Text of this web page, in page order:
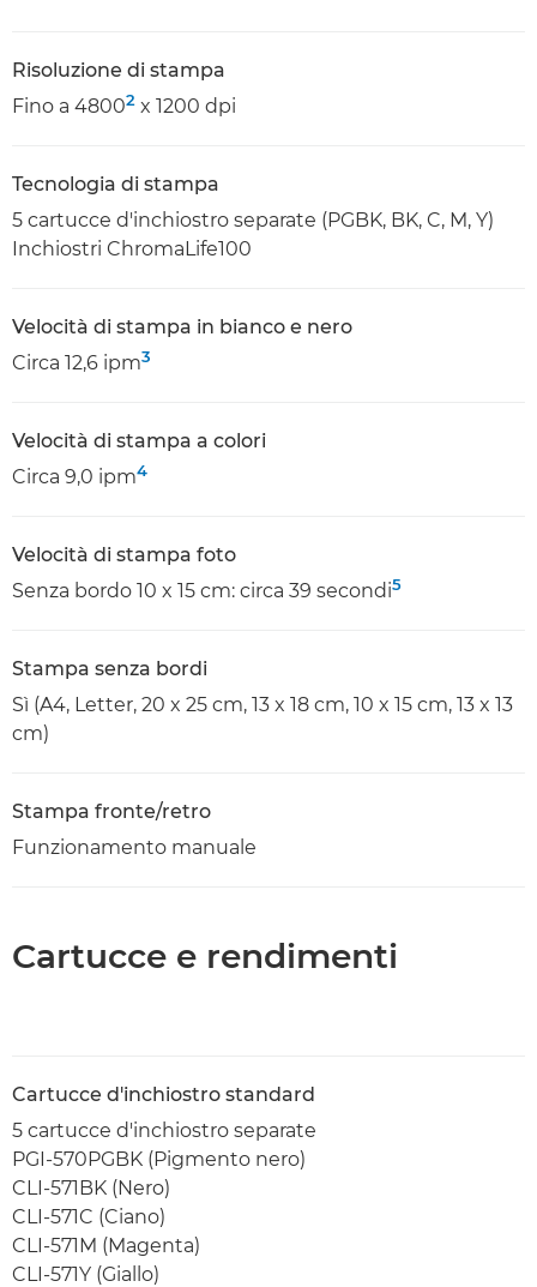
Risoluzione di stampa
Fino a 48002 x 1200 dpi
Tecnologia di stampa
5 cartucce d'inchiostro separate (PGBK, BK, C, M, Y)
Inchiostri ChromaLife100
Velocità di stampa in bianco e nero
Circa 12,6 ipm3
Velocità di stampa a colori
Circa 9,0 ipm4
Velocità di stampa foto
Senza bordo 10 x 15 cm: circa 39 secondi5
Stampa senza bordi
Sì (A4, Letter, 20 x 25 cm, 13 x 18 cm, 10 x 15 cm, 13 x 13
cm)
Stampa fronte/retro
Funzionamento manuale
Cartucce e rendimenti
Cartucce d'inchiostro standard
5 cartucce d'inchiostro separate
PGI-570PGBK (Pigmento nero)
CLI-571BK (Nero)
CLI-571C (Ciano)
CLI-571M (Magenta)
CLI-571Y (Giallo)